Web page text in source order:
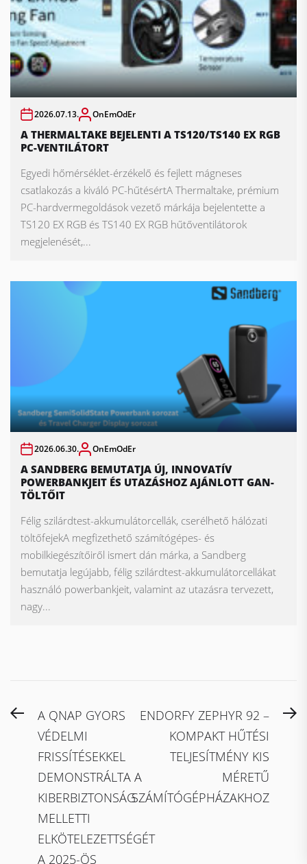
2026.07.13. OnEmOdEr
A THERMALTAKE BEJELENTI A TS120/TS140 EX RGB
PC-VENTILÁTORT
Egyedi hőmérséklet-érzékelő és fejlett mágneses
csatlakozás a kiváló PC-hűtésértA Thermaltake, prémium
PC-hardvermegoldások vezető márkája bejelentette a
TS120 EX RGB és TS140 EX RGB hűtőventilátorok
megjelenését,...
2026.06.30. OnEmOdEr
A SANDBERG BEMUTATJA ÚJ, INNOVATÍV
POWERBANKJEIT ÉS UTAZÁSHOZ AJÁNLOTT GAN-
TÖLTŐIT
Félig szilárdtest-akkumulátorcellák, cserélhető hálózati
töltőfejekA megfizethető számítógépes- és
mobilkiegészítőiről ismert dán márka, a Sandberg
bemutatja legújabb, félig szilárdtest-akkumulátorcellákat
használó powerbankjeit, valamint az utazásra tervezett,
nagy...
Bejegyzés
navigáció
PreviousA QNAP GYORS
VÉDELMI
FRISSÍTÉSEKKEL
DEMONSTRÁLTA A
KIBERBIZTONSÁG
MELLETTI
ELKÖTELEZETTSÉGÉT
A 2025-ÖS
ENDORFY ZEPHYR 92 –
KOMPAKT HŰTÉSI
TELJESÍTMÉNY KIS
MÉRETŰ
SZÁMÍTÓGÉPHÁZAKHOZ